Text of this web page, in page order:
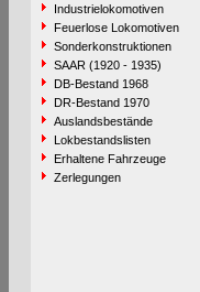
Industrielokomotiven
Feuerlose Lokomotiven
Sonderkonstruktionen
SAAR (1920 - 1935)
DB-Bestand 1968
DR-Bestand 1970
Auslandsbestände
Lokbestandslisten
Erhaltene Fahrzeuge
Zerlegungen